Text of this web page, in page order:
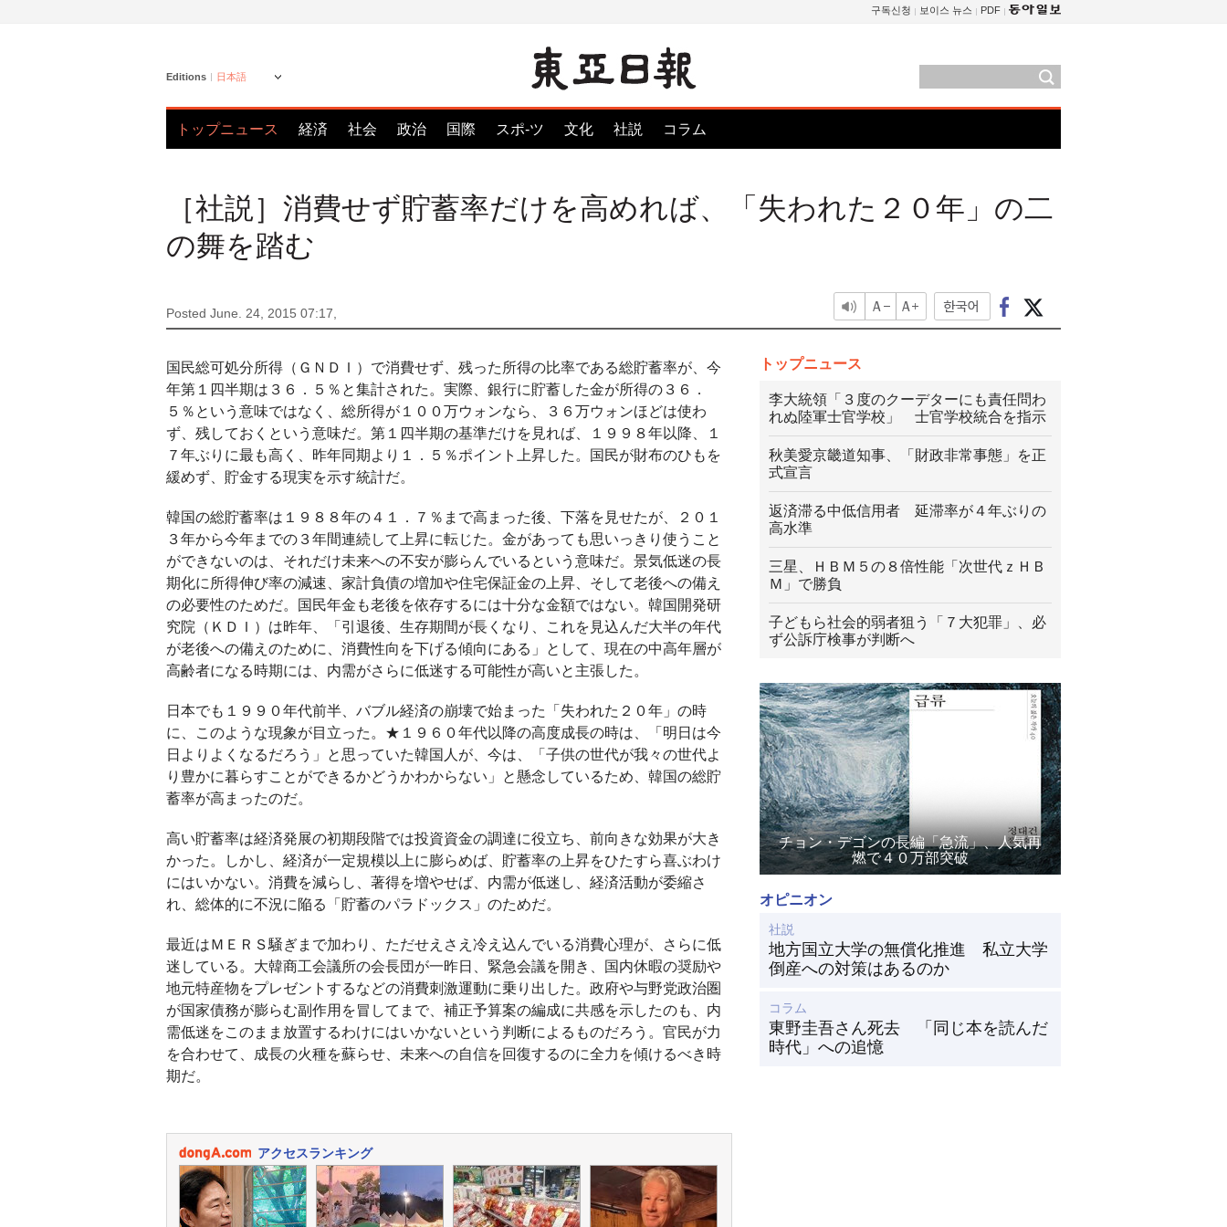
구독신청 보이스 뉴스 PDF
Editions 日本語
トップニュース 経済 社会 政治 国際 スポ-ツ 文化 社説 コラム
［社説］消費せず貯蓄率だけを高めれば、「失われた２０年」の二
の舞を踏む
Posted June. 24, 2015 07:17,
国民総可処分所得（ＧＮＤＩ）で消費せず、残った所得の比率である総貯蓄率が、今
年第１四半期は３６．５％と集計された。実際、銀行に貯蓄した金が所得の３６．
５％という意味ではなく、総所得が１００万ウォンなら、３６万ウォンほどは使わ
ず、残しておくという意味だ。第１四半期の基準だけを見れば、１９９８年以降、１
７年ぶりに最も高く、昨年同期より１．５％ポイント上昇した。国民が財布のひもを
緩めず、貯金する現実を示す統計だ。
韓国の総貯蓄率は１９８８年の４１．７％まで高まった後、下落を見せたが、２０１
３年から今年までの３年間連続して上昇に転じた。金があっても思いっきり使うこと
ができないのは、それだけ未来への不安が膨らんでいるという意味だ。景気低迷の長
期化に所得伸び率の減速、家計負債の増加や住宅保証金の上昇、そして老後への備え
の必要性のためだ。国民年金も老後を依存するには十分な金額ではない。韓国開発研
究院（ＫＤＩ）は昨年、「引退後、生存期間が長くなり、これを見込んだ大半の年代
が老後への備えのために、消費性向を下げる傾向にある」として、現在の中高年層が
高齢者になる時期には、内需がさらに低迷する可能性が高いと主張した。
日本でも１９９０年代前半、バブル経済の崩壊で始まった「失われた２０年」の時
に、このような現象が目立った。★１９６０年代以降の高度成長の時は、「明日は今
日よりよくなるだろう」と思っていた韓国人が、今は、「子供の世代が我々の世代よ
り豊かに暮らすことができるかどうかわからない」と懸念しているため、韓国の総貯
蓄率が高まったのだ。
高い貯蓄率は経済発展の初期段階では投資資金の調達に役立ち、前向きな効果が大き
かった。しかし、経済が一定規模以上に膨らめば、貯蓄率の上昇をひたすら喜ぶわけ
にはいかない。消費を減らし、著得を増やせば、内需が低迷し、経済活動が委縮さ
れ、総体的に不況に陥る「貯蓄のパラドックス」のためだ。
最近はＭＥＲＳ騒ぎまで加わり、ただせえさえ冷え込んでいる消費心理が、さらに低
迷している。大韓商工会議所の会長団が一昨日、緊急会議を開き、国内休暇の奨励や
地元特産物をプレゼントするなどの消費刺激運動に乗り出した。政府や与野党政治圏
が国家債務が膨らむ副作用を冒してまで、補正予算案の編成に共感を示したのも、内
需低迷をこのまま放置するわけにはいかないという判断によるものだろう。官民が力
を合わせて、成長の火種を蘇らせ、未来への自信を回復するのに全力を傾けるべき時
期だ。
アクセスランキング
トップニュース
李大統領「３度のクーデターにも責任問わ
れぬ陸軍士官学校」 士官学校統合を指示
秋美愛京畿道知事、「財政非常事態」を正
式宣言
返済滞る中低信用者 延滞率が４年ぶりの
高水準
三星、ＨＢＭ５の８倍性能「次世代ｚＨＢ
Ｍ」で勝負
子どもら社会的弱者狙う「７大犯罪」、必
ず公訴庁検事が判断へ
チョン・デゴンの長編「急流」、人気再
燃で４０万部突破
オピニオン
社説
地方国立大学の無償化推進 私立大学
倒産への対策はあるのか
コラム
東野圭吾さん死去 「同じ本を読んだ
時代」への追憶